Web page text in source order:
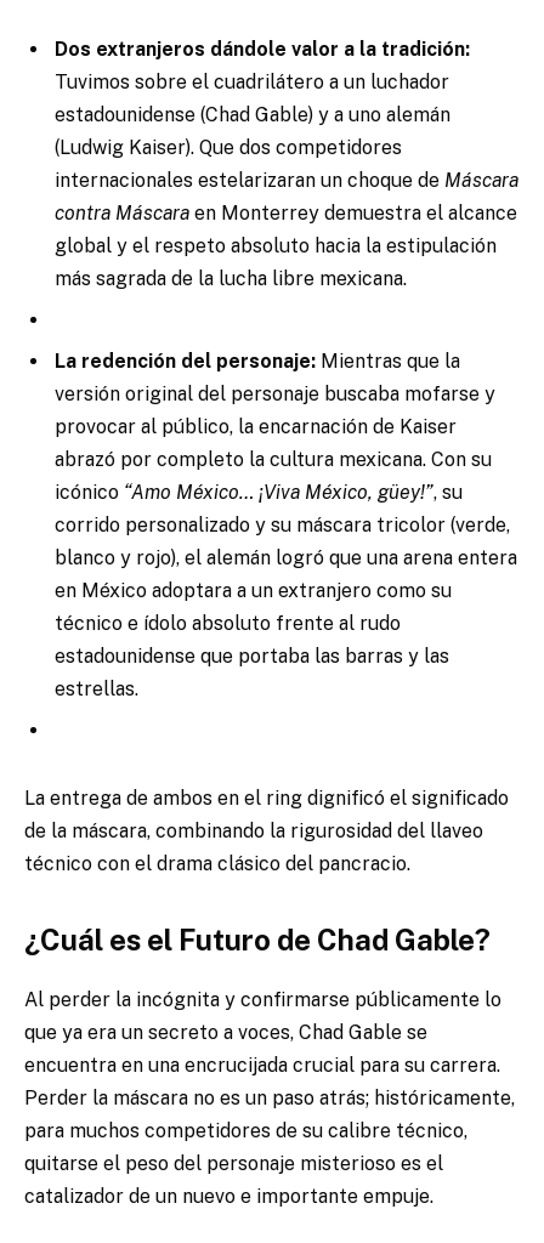
Dos extranjeros dándole valor a la tradición:
Tuvimos sobre el cuadrilátero a un luchador
estadounidense (Chad Gable) y a uno alemán
(Ludwig Kaiser). Que dos competidores
internacionales estelarizaran un choque de Máscara
contra Máscara en Monterrey demuestra el alcance
global y el respeto absoluto hacia la estipulación
más sagrada de la lucha libre mexicana.
La redención del personaje: Mientras que la
versión original del personaje buscaba mofarse y
provocar al público, la encarnación de Kaiser
abrazó por completo la cultura mexicana. Con su
icónico “Amo México… ¡Viva México, güey!”, su
corrido personalizado y su máscara tricolor (verde,
blanco y rojo), el alemán logró que una arena entera
en México adoptara a un extranjero como su
técnico e ídolo absoluto frente al rudo
estadounidense que portaba las barras y las
estrellas.
La entrega de ambos en el ring dignificó el significado
de la máscara, combinando la rigurosidad del llaveo
técnico con el drama clásico del pancracio.
¿Cuál es el Futuro de Chad Gable?
Al perder la incógnita y confirmarse públicamente lo
que ya era un secreto a voces, Chad Gable se
encuentra en una encrucijada crucial para su carrera.
Perder la máscara no es un paso atrás; históricamente,
para muchos competidores de su calibre técnico,
quitarse el peso del personaje misterioso es el
catalizador de un nuevo e importante empuje.